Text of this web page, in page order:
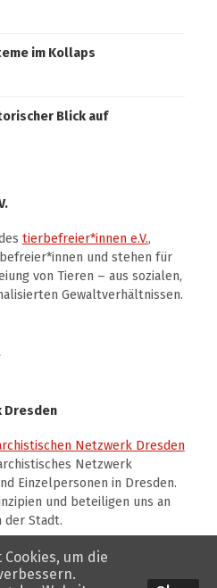
im Kollaps
Blick auf
tierbefreier*innen e.V.,
und stehen für
von Tieren – aus sozialen,
Gewaltverhältnissen.
Dresden
Netzwerk Dresden
Netzwerk
Einzelpersonen in Dresden.
und beteiligen uns an
der Stadt.
um die